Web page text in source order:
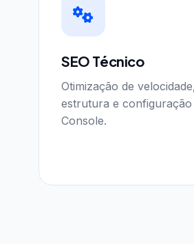
SEO Técnico
Otimização de
estrutura e
Console.